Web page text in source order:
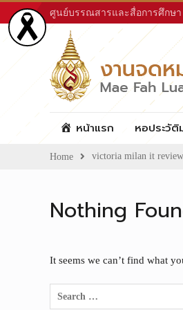
to
content
ศูนย์บรรณสารและสื่อการศึกษา
หน้าแรก หอประวัติ
Home victoria milan it review
Nothing
It seems we can’t find what
Search
for: